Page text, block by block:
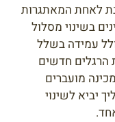
לאחת המאתגרות
בשינוי מסלול
עמידה בשלל
הרגלים חדשים
מועברים
יביא לשינוי